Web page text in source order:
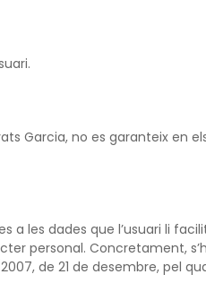
Garcia, no es garanteix en
a les dades que l’usuari li
personal. Concretament,
de 21 de desembre, pel